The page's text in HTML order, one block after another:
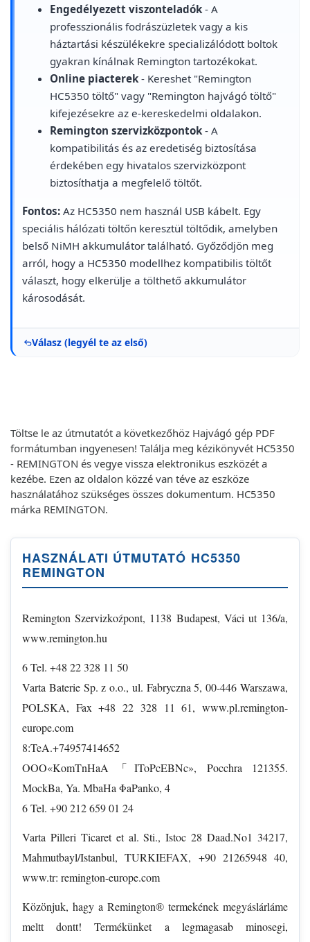
Engedélyezett viszonteladók- A
professzionális fodrászüzletek vagy a kis
háztartási készülékekre specializálódott boltok
gyakran kínálnak Remington tartozékokat.
Online piacterek- Kereshet "Remington
HC5350 töltő" vagy "Remington hajvágó töltő"
kifejezésekre az e-kereskedelmi oldalakon.
Remington szervizközpontok- A
kompatibilitás és az eredetiség biztosítása
érdekében egy hivatalos szervizközpont
biztosíthatja a megfelelő töltőt.
Fontos: Az HC5350 nem használ USB kábelt. Egy
speciális hálózati töltőn keresztül töltődik, amelyben
belső NiMH akkumulátor található. Győződjön meg
arról, hogy a HC5350 modellhez kompatibilis töltőt
választ, hogy elkerülje a tölthető akkumulátor
károsodását.
Válasz (legyél te az első)
Töltse le az útmutatót a következőhöz Hajvágó gép PDF
formátumban ingyenesen! Találja meg kézikönyvét HC5350
- REMINGTON és vegye vissza elektronikus eszközét a
kezébe. Ezen az oldalon közzé van téve az eszköze
használatához szükséges összes dokumentum. HC5350
márka REMINGTON.
HASZNÁLATI ÚTMUTATÓ HC5350
REMINGTON
Remington Szervizkoźpont, 1138 Budapest, Váci ut 136/a,
www.remington.hu
6 Tel. +48 22 328 11 50
Varta Baterie Sp. z o.o., ul. Fabryczna 5, 00-446 Warszawa,
POLSKA, Fax +48 22 328 11 61, www.pl.remington-
europe.com
8:TeA.+74957414652
OOO«KomTnHaA「IToPcEBNc», Pocchra 121355.
MockBa, Ya. MbaHa ΦaPanko, 4
6 Tel. +90 212 659 01 24
Varta Pilleri Ticaret et al. Sti., Istoc 28 Daad.No1 34217,
Mahmutbayl/Istanbul, TURKIEFAX, +90 21265948 40,
www.tr: remington-europe.com
Közönjuk, hagy a Remington® termekének megyáslárláme
meltt dontt! Termékünket a legmagasab minosegi,